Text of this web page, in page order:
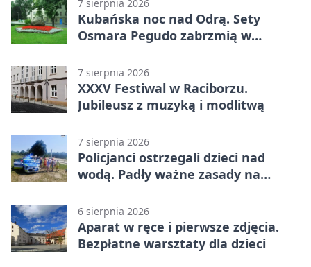
7 sierpnia 2026
Kubańska noc nad Odrą. Sety
Osmara Pegudo zabrzmią w
7 sierpnia 2026
XXXV Festiwal w Raciborzu.
Jubileusz z muzyką i modlitwą
7 sierpnia 2026
Policjanci ostrzegali dzieci nad
wodą. Padły ważne zasady na
6 sierpnia 2026
Aparat w ręce i pierwsze zdjęcia.
Bezpłatne warsztaty dla dzieci